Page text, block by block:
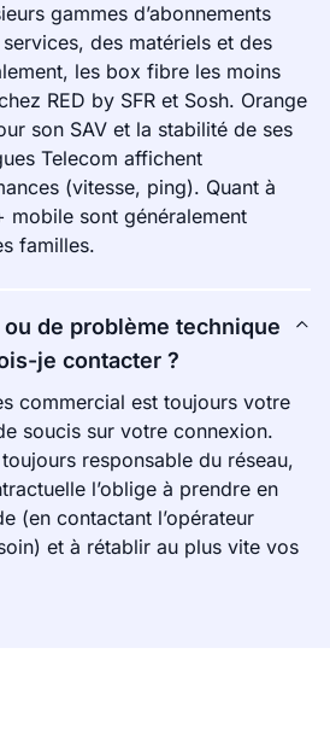
gammes d’abonnements
des matériels et des
les box fibre les moins
RED by SFR et Sosh. Orange
son SAV et la stabilité de ses
Telecom affichent
(vitesse, ping). Quant à
mobile sont généralement
familles.
ou de problème technique
je contacter ?
commercial est toujours votre
soucis sur votre connexion.
responsable du réseau,
l’oblige à prendre en
(en contactant l’opérateur
et à rétablir au plus vite vos